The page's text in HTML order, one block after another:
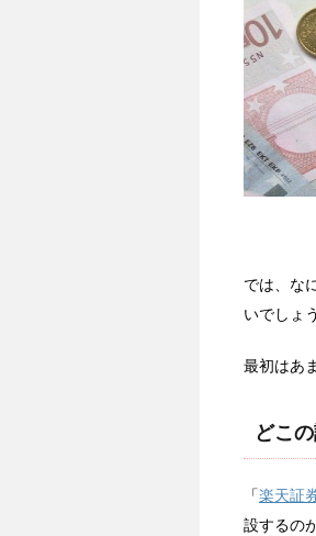
では、な
いでしょ
最初はあ
どこ
「楽天証
設するの